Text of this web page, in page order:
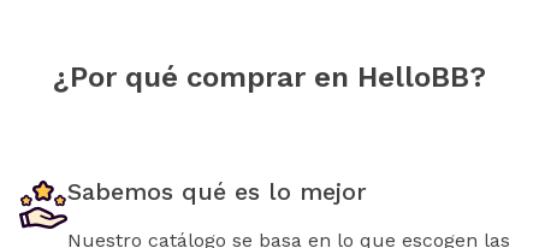
¿Por qué comprar en HelloBB?
Sabemos qué es lo mejor
Nuestro catálogo se basa en lo que escogen las